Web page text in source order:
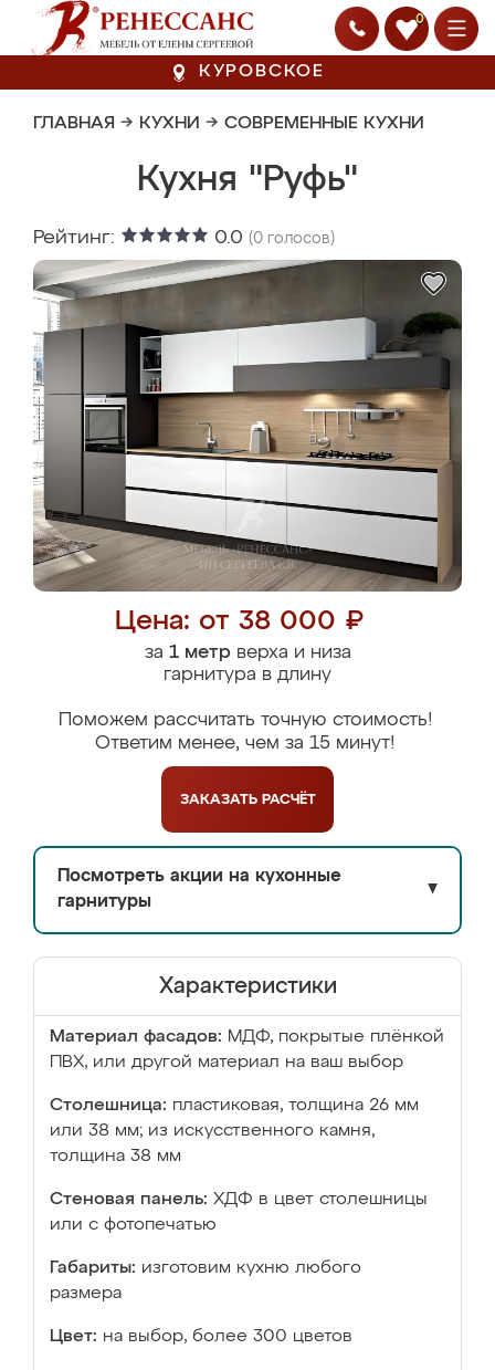
0
КУРОВСКОЕ
ГЛАВНАЯ → КУХНИ → СОВРЕМЕННЫЕ КУХНИ
Кухня "Руфь"
Рейтинг: 0.0 (0 голосов)
Цена: от 38 000 ₽
за 1 метрверха и низа
гарнитура в длину
Поможем рассчитать точную стоимость!
Ответим менее, чем за 15 минут!
ЗАКАЗАТЬ РАСЧЁТ
Посмотреть акции на кухонные
гарнитуры
▼
Характеристики
Материал фасадов: МДФ, покрытые плёнкой
ПВХ, или другой материал на ваш выбор
Столешница: пластиковая, толщина 26 мм
или 38 мм; из искусственного камня,
толщина 38 мм
Стеновая панель: ХДФ в цвет столешницы
или с фотопечатью
Габариты: изготовим кухню любого
размера
Цвет: на выбор, более 300 цветов